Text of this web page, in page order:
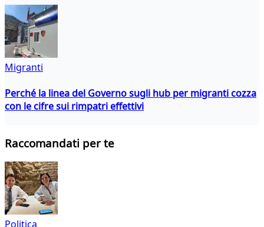
Migranti
Perché la linea del Governo sugli hub per migranti cozza
con le cifre sui rimpatri effettivi
Raccomandati per te
Politica